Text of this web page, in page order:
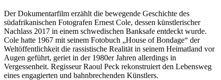
Der Dokumentarfilm erzählt die bewegende Geschichte des
südafrikanischen Fotografen Ernest Cole, dessen künstlerischer
Nachlass 2017 in einem schwedischen Banksafe entdeckt wurde.
Cole hatte 1967 mit seinem Fotobuch „House of Bondage“ der
Weltöffentlichkeit die rassistische Realität in seinem Heimatland vor
Augen geführt, geriet in der 1980er Jahren allerdings in
Vergessenheit. Regisseur Raoul Peck rekonstruiert den Lebensweg
eines engagierten und bahnbrechenden Künstlers.